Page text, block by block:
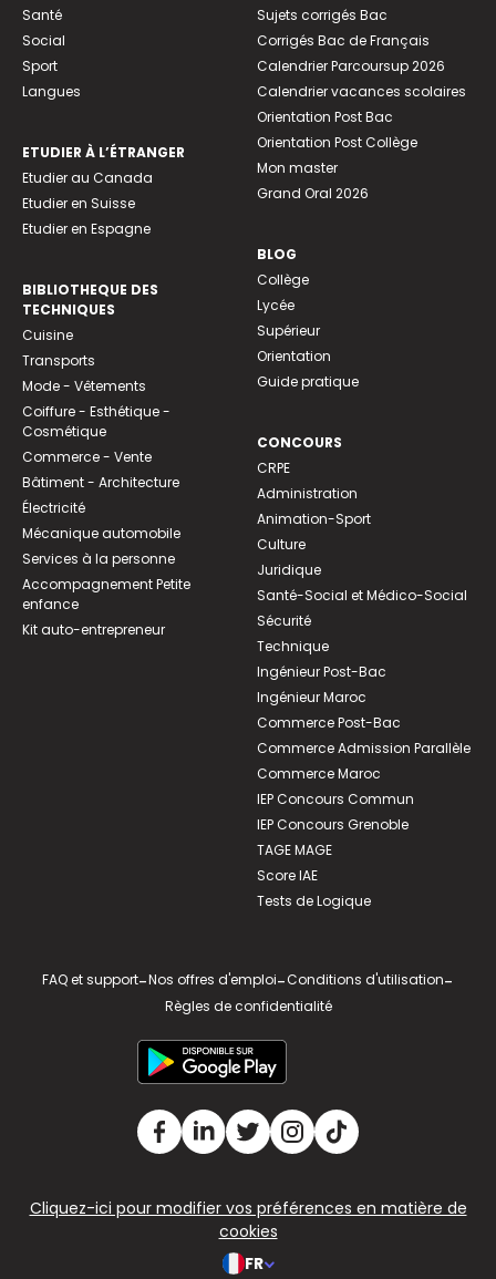
Santé
Social
Sport
Langues
ETUDIER À L’ÉTRANGER
Etudier au Canada
Etudier en Suisse
Etudier en Espagne
BIBLIOTHEQUE DES
TECHNIQUES
Cuisine
Transports
Mode - Vêtements
Coiffure - Esthétique -
Cosmétique
Commerce - Vente
Bâtiment - Architecture
Électricité
Mécanique automobile
Services à la personne
Accompagnement Petite
enfance
Kit auto-entrepreneur
Sujets corrigés Bac
Corrigés Bac de Français
Calendrier Parcoursup 2026
Calendrier vacances scolaires
Orientation Post Bac
Orientation Post Collège
Mon master
Grand Oral 2026
BLOG
Collège
Lycée
Supérieur
Orientation
Guide pratique
CONCOURS
CRPE
Administration
Animation-Sport
Culture
Juridique
Santé-Social et Médico-Social
Sécurité
Technique
Ingénieur Post-Bac
Ingénieur Maroc
Commerce Post-Bac
Commerce Admission Parallèle
Commerce Maroc
IEP Concours Commun
IEP Concours Grenoble
TAGE MAGE
Score IAE
Tests de Logique
FAQ et support-Nos offres d'emploi-Conditions d'utilisation-
Règles de confidentialité
Cliquez-ici pour modifier vos préférences en matière de
cookies
FR